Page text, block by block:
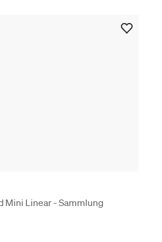
Mini Linear - Sammlung